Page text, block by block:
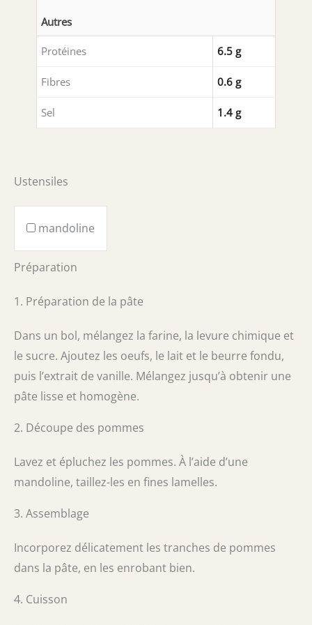
Autres
Protéines 6.5 g
Fibres 0.6 g
Sel 1.4 g
Ustensiles
mandoline
Préparation
1. Préparation de la pâte
Dans un bol, mélangez la farine, la levure chimique et
le sucre. Ajoutez les oeufs, le lait et le beurre fondu,
puis l’extrait de vanille. Mélangez jusqu’à obtenir une
pâte lisse et homogène.
2. Découpe des pommes
Lavez et épluchez les pommes. À l’aide d’une
mandoline, taillez-les en fines lamelles.
3. Assemblage
Incorporez délicatement les tranches de pommes
dans la pâte, en les enrobant bien.
4. Cuisson